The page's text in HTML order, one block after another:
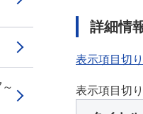
詳細情
表示項目切
表示項目切